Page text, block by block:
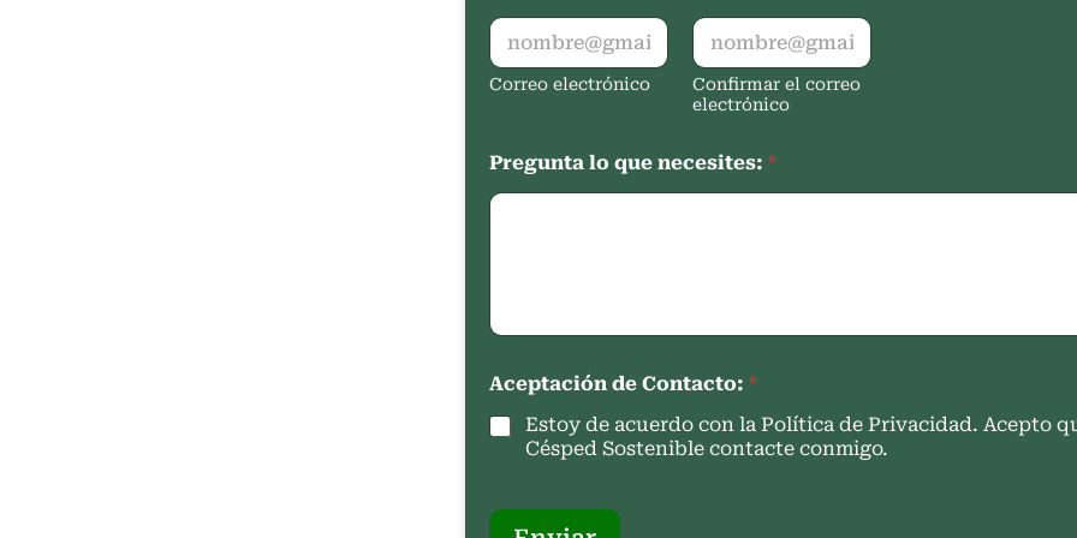
Correo electrónico
Confirmar el correo
electrónico
Pregunta lo que necesites: *
Aceptación de Contacto: *
Estoy de acuerdo con la Política de Privacidad. Acepto
Césped Sostenible contacte conmigo.